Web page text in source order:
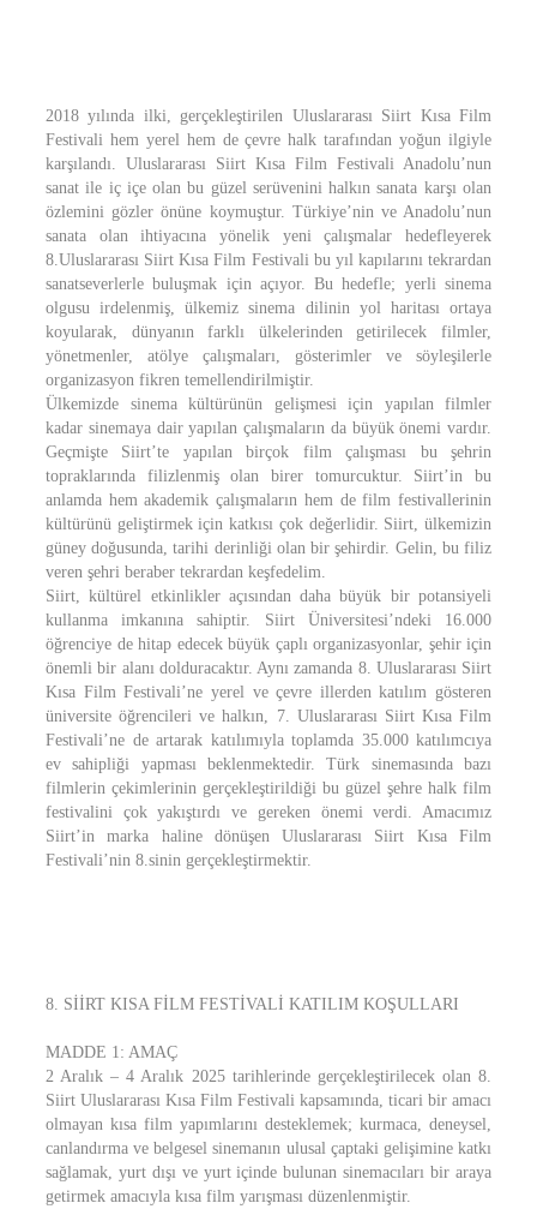
2018 yılında ilki, gerçekleştirilen Uluslararası Siirt Kısa Film
Festivali hem yerel hem de çevre halk tarafından yoğun ilgiyle
karşılandı. Uluslararası Siirt Kısa Film Festivali Anadolu’nun
sanat ile iç içe olan bu güzel serüvenini halkın sanata karşı olan
özlemini gözler önüne koymuştur. Türkiye’nin ve Anadolu’nun
sanata olan ihtiyacına yönelik yeni çalışmalar hedefleyerek
8.Uluslararası Siirt Kısa Film Festivali bu yıl kapılarını tekrardan
sanatseverlerle buluşmak için açıyor. Bu hedefle; yerli sinema
olgusu irdelenmiş, ülkemiz sinema dilinin yol haritası ortaya
koyularak, dünyanın farklı ülkelerinden getirilecek filmler,
yönetmenler, atölye çalışmaları, gösterimler ve söyleşilerle
organizasyon fikren temellendirilmiştir.
Ülkemizde sinema kültürünün gelişmesi için yapılan filmler
kadar sinemaya dair yapılan çalışmaların da büyük önemi vardır.
Geçmişte Siirt’te yapılan birçok film çalışması bu şehrin
topraklarında filizlenmiş olan birer tomurcuktur. Siirt’in bu
anlamda hem akademik çalışmaların hem de film festivallerinin
kültürünü geliştirmek için katkısı çok değerlidir. Siirt, ülkemizin
güney doğusunda, tarihi derinliği olan bir şehirdir. Gelin, bu filiz
veren şehri beraber tekrardan keşfedelim.
Siirt, kültürel etkinlikler açısından daha büyük bir potansiyeli
kullanma imkanına sahiptir. Siirt Üniversitesi’ndeki 16.000
öğrenciye de hitap edecek büyük çaplı organizasyonlar, şehir için
önemli bir alanı dolduracaktır. Aynı zamanda 8. Uluslararası Siirt
Kısa Film Festivali’ne yerel ve çevre illerden katılım gösteren
üniversite öğrencileri ve halkın, 7. Uluslararası Siirt Kısa Film
Festivali’ne de artarak katılımıyla toplamda 35.000 katılımcıya
ev sahipliği yapması beklenmektedir. Türk sinemasında bazı
filmlerin çekimlerinin gerçekleştirildiği bu güzel şehre halk film
festivalini çok yakıştırdı ve gereken önemi verdi. Amacımız
Siirt’in marka haline dönüşen Uluslararası Siirt Kısa Film
Festivali’nin 8.sinin gerçekleştirmektir.
8. SİİRT KISA FİLM FESTİVALİ KATILIM KOŞULLARI
MADDE 1: AMAÇ
2 Aralık – 4 Aralık 2025 tarihlerinde gerçekleştirilecek olan 8.
Siirt Uluslararası Kısa Film Festivali kapsamında, ticari bir amacı
olmayan kısa film yapımlarını desteklemek; kurmaca, deneysel,
canlandırma ve belgesel sinemanın ulusal çaptaki gelişimine katkı
sağlamak, yurt dışı ve yurt içinde bulunan sinemacıları bir araya
getirmek amacıyla kısa film yarışması düzenlenmiştir.